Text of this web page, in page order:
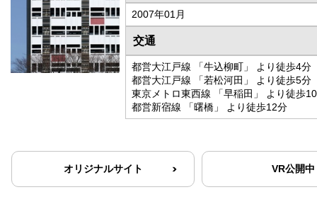
2007年01月
交通
都営大江戸線 「牛込柳町」 より徒歩4分
都営大江戸線 「若松河田」 より徒歩5分
東京メトロ東西線 「早稲田」 より徒歩
都営新宿線 「曙橋」 より徒歩12分
オリジナルサイト VR公開中